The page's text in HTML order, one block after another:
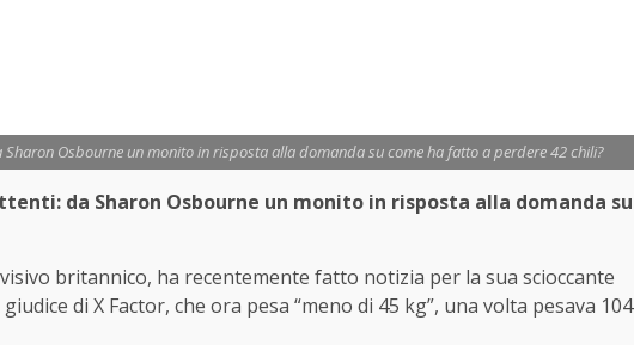
Osbourne un monito in risposta alla domanda su come ha fatto a perdere 42 chili?
da Sharon Osbourne un monito in risposta alla domanda su
britannico, ha recentemente fatto notizia per la sua scioccante
di X Factor, che ora pesa “meno di 45 kg”, una volta pesava 104